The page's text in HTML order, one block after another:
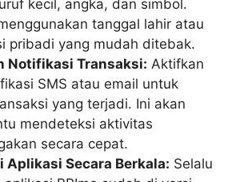
kecil, angka, dan simbol.
tanggal lahir atau
pribadi yang mudah ditebak.
Notifikasi Transaksi: Aktifkan
SMS atau email untuk
yang terjadi. Ini akan
mendeteksi aktivitas
secara cepat.
Aplikasi Secara Berkala: Selalu